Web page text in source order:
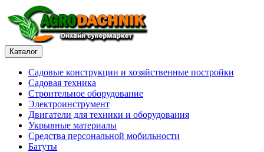
Каталог
Садовые конструкции и хозяйственные постройки
Садовая техника
Строительное оборудование
Электроинструмент
Двигатели для техники и оборудования
Укрывные материалы
Средства персональной мобильности
Батуты